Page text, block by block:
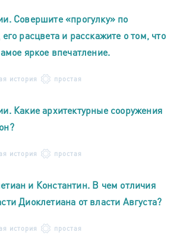
Совершите «прогулку» по
расцвета и расскажите о том, что
яркое впечатление.
история простая
Какие архитектурные сооружения
история простая
и Константин. В чем отличия
Диоклетиана от власти Августа?
история простая